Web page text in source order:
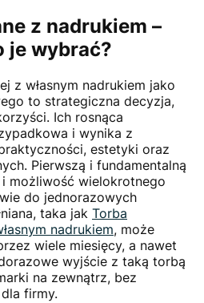
z nadrukiem –
je wybrać?
z własnym nadrukiem jako
to strategiczna decyzja,
Ich rosnąca
i wynika z
estetyki oraz
Pierwszą i fundamentalną
możliwość wielokrotnego
do jednorazowych
taka jak Torba
nadrukiem, może
wiele miesięcy, a nawet
wyjście z taką torbą
na zewnątrz, bez
firmy.